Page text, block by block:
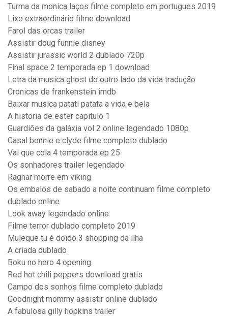
Turma da monica laços filme completo em portugues 2019
Lixo extraordinário filme download
Farol das orcas trailer
Assistir doug funnie disney
Assistir jurassic world 2 dublado 720p
Final space 2 temporada ep 1 download
Letra da musica ghost do outro lado da vida tradução
Cronicas de frankenstein imdb
Baixar musica patati patata a vida e bela
A historia de ester capitulo 1
Guardiões da galáxia vol 2 online legendado 1080p
Casal bonnie e clyde filme completo dublado
Vai que cola 4 temporada ep 25
Os sonhadores trailer legendado
Ragnar morre em viking
Os embalos de sabado a noite continuam filme completo
dublado online
Look away legendado online
Filme terror dublado completo 2019
Muleque tu é doido 3 shopping da ilha
A criada dublado
Boku no hero 4 opening
Red hot chili peppers download gratis
Campo dos sonhos filme completo dublado
Goodnight mommy assistir online dublado
A fabulosa gilly hopkins trailer